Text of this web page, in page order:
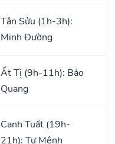
Tân Sửu (1h-3h):
Minh Đường
Ất Tị (9h-11h): Bảo
Quang
Canh Tuất (19h-
21h): Tư Mệnh